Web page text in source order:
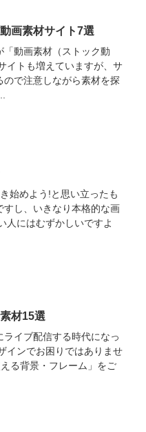
画素材サイト7選
動画素材（ストック動
イトも増えていますが、サ
で注意しながら素材を探
始めよう!と思い立ったも
し、いきなり本格的な画
人にはむずかしいですよ
材15選
イブ配信する時代になっ
インでお困りではありませ
る背景・フレーム」をご